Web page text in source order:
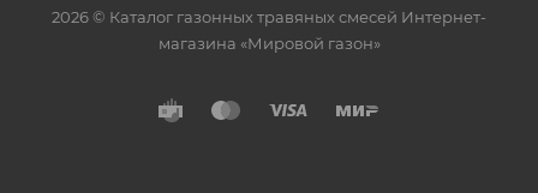
2026 © Каталог газонных травяных смесей Интернет-
магазина «Мировой газон»